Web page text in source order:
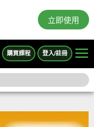
立即使用
購買課程 登入/註冊